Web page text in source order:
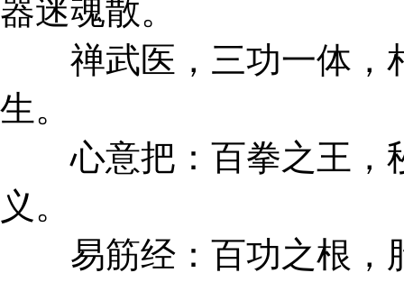
器迷魂散。
禅武医，三功一体，
生。
心意把：百拳之王，
义。
易筋经：百功之根，